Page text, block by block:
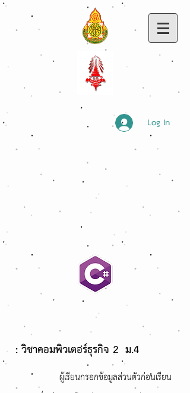
Log In
: วิชาคอมพิวเตอร์ธุรกิจ 2 ม.4
ผู้เรียนกรอกข้อมูลส่วนตัวก่อนเรียน